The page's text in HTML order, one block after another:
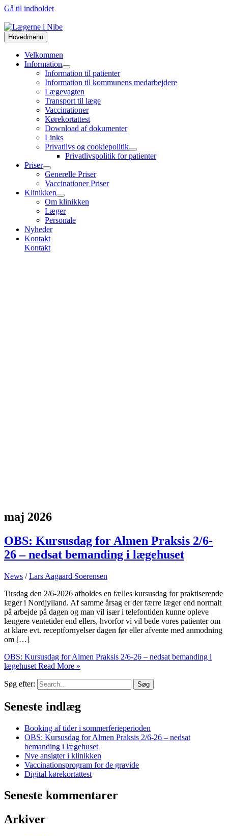
Gå til indholdet
Hovedmenu
Velkommen
Information
Information til patienter
Information til kommunens medarbejdere
Lægevagten
Transport til læge
Vaccinationer
Kørekortattest
Download af dokumenter
Links
Privatlivs og cookiepolitik
Privatlivspolitik for patienter
Priser
Generelle Priser
Vaccinationer Priser
Klinikken
Om klinikken
Læger
Personale
Nyheder
Kontakt
Kontakt
maj 2026
OBS: Kursusdag for Almen Praksis 2/6-
26 – nedsat bemanding i lægehuset
News /Lars Aagaard Soerensen
Tirsdag den 2/6-2026 afholdes en fælles kursusdag for praktiserende
læger i Nordjylland. Af samme årsag er der færre læger end normalt
på arbejde på dagen og man vil især i telefontiden kunne opleve
længere ventetider end ellers, hvorfor vi vil bede vores patienter om
at klare evt. receptfornyelser dagen før eller afvente med anmodning
om […]
OBS: Kursusdag for Almen Praksis 2/6-26 – nedsat bemanding i
lægehuset Read More »
Søg efter:
Seneste indlæg
Booking af tider i sommerferieperioden
OBS: Kursusdag for Almen Praksis 2/6-26 – nedsat
bemanding i lægehuset
Nye ansigter i klinikken
Vaccinationsprogram for de gravide
Digital kørekortattest
Seneste kommentarer
Arkiver